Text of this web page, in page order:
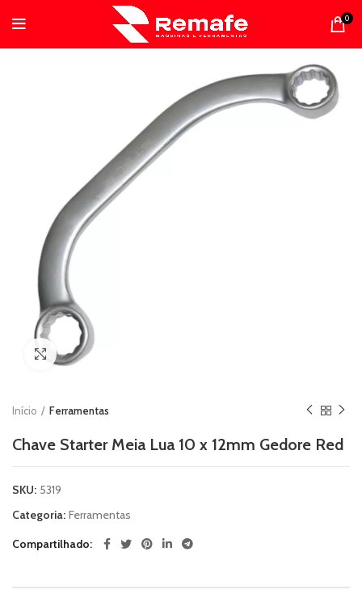
0
Clique para ampliar
Início Ferramentas
Chave Starter Meia Lua 10 x 12mm Gedore Red
SKU: 5319
Categoria: Ferramentas
Compartilhado